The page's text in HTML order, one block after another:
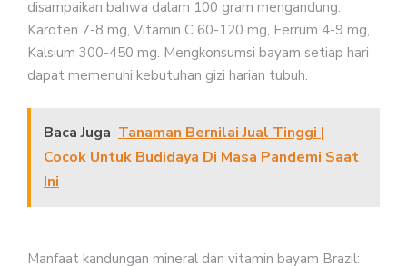
disampaikan bahwa dalam 100 gram mengandung:
Karoten 7-8 mg, Vitamin C 60-120 mg, Ferrum 4-9 mg,
Kalsium 300-450 mg. Mengkonsumsi bayam setiap hari
dapat memenuhi kebutuhan gizi harian tubuh.
Baca Juga Tanaman Bernilai Jual Tinggi |
Cocok Untuk Budidaya Di Masa Pandemi Saat
Ini
Manfaat kandungan mineral dan vitamin bayam Brazil: